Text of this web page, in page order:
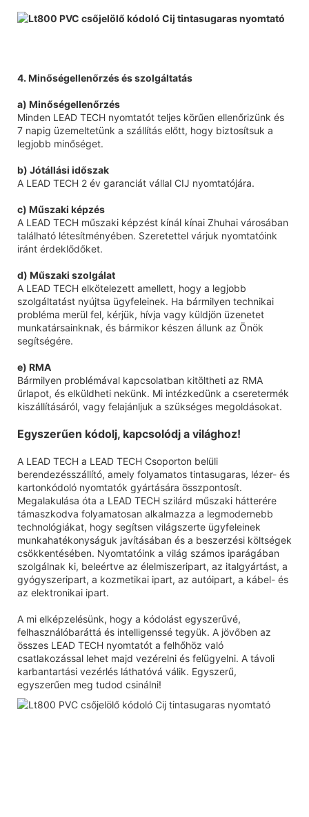
4. Minőségellenőrzés és szolgáltatás
a) Minőségellenőrzés
Minden LEAD TECH nyomtatót teljes körűen ellenőrizünk és
7 napig üzemeltetünk a szállítás előtt, hogy biztosítsuk a
legjobb minőséget.
b) Jótállási időszak
A LEAD TECH 2 év garanciát vállal CIJ nyomtatójára.
c) Műszaki képzés
A LEAD TECH műszaki képzést kínál kínai Zhuhai városában
található létesítményében. Szeretettel várjuk nyomtatóink
iránt érdeklődőket.
d) Műszaki szolgálat
A LEAD TECH elkötelezett amellett, hogy a legjobb
szolgáltatást nyújtsa ügyfeleinek. Ha bármilyen technikai
probléma merül fel, kérjük, hívja vagy küldjön üzenetet
munkatársainknak, és bármikor készen állunk az Önök
segítségére.
e) RMA
Bármilyen problémával kapcsolatban kitöltheti az RMA
űrlapot, és elküldheti nekünk. Mi intézkedünk a cseretermék
kiszállításáról, vagy felajánljuk a szükséges megoldásokat.
Egyszerűen kódolj, kapcsolódj a világhoz!
A LEAD TECH a LEAD TECH Csoporton belüli
berendezésszállító, amely folyamatos tintasugaras, lézer- és
kartonkódoló nyomtatók gyártására összpontosít.
Megalakulása óta a LEAD TECH szilárd műszaki hátterére
támaszkodva folyamatosan alkalmazza a legmodernebb
technológiákat, hogy segítsen világszerte ügyfeleinek
munkahatékonyságuk javításában és a beszerzési költségek
csökkentésében. Nyomtatóink a világ számos iparágában
szolgálnak ki, beleértve az élelmiszeripart, az italgyártást, a
gyógyszeripart, a kozmetikai ipart, az autóipart, a kábel- és
az elektronikai ipart.
A mi elképzelésünk, hogy a kódolást egyszerűvé,
felhasználóbaráttá és intelligenssé tegyük. A jövőben az
összes LEAD TECH nyomtatót a felhőhöz való
csatlakozással lehet majd vezérelni és felügyelni. A távoli
karbantartási vezérlés láthatóvá válik. Egyszerű,
egyszerűen meg tudod csinálni!